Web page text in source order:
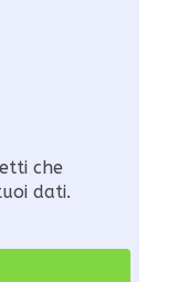
che
dati.